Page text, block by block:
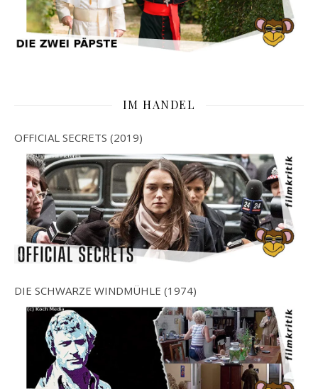
IM HANDEL
OFFICIAL SECRETS (2019)
DIE SCHWARZE WINDMÜHLE (1974)